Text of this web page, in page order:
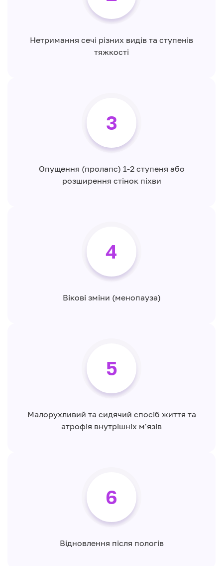
Нетримання сечі різних видів та ступенів
тяжкості
3
Опущення (пролапс) 1-2 ступеня або
розширення стінок піхви
4
Вікові зміни (менопауза)
5
Малорухливий та сидячий спосіб життя та
атрофія внутрішніх м'язів
6
Відновлення після пологів